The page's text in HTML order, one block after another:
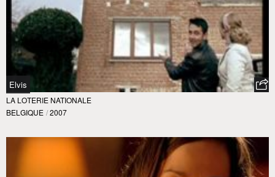
Elvis
LA LOTERIE NATIONALE
BELGIQUE / 2007